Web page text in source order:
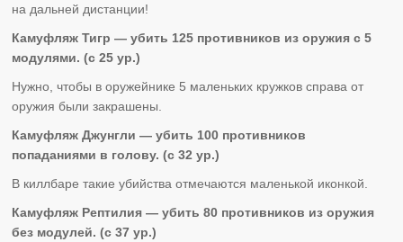
на дальней дистанции!
Камуфляж Тигр — убить 125 противников из оружия с 5
модулями. (с 25 ур.)
Нужно, чтобы в оружейнике 5 маленьких кружков справа от
оружия были закрашены.
Камуфляж Джунгли — убить 100 противников
попаданиями в голову. (с 32 ур.)
В киллбаре такие убийства отмечаются маленькой иконкой.
Камуфляж Рептилия — убить 80 противников из оружия
без модулей. (с 37 ур.)